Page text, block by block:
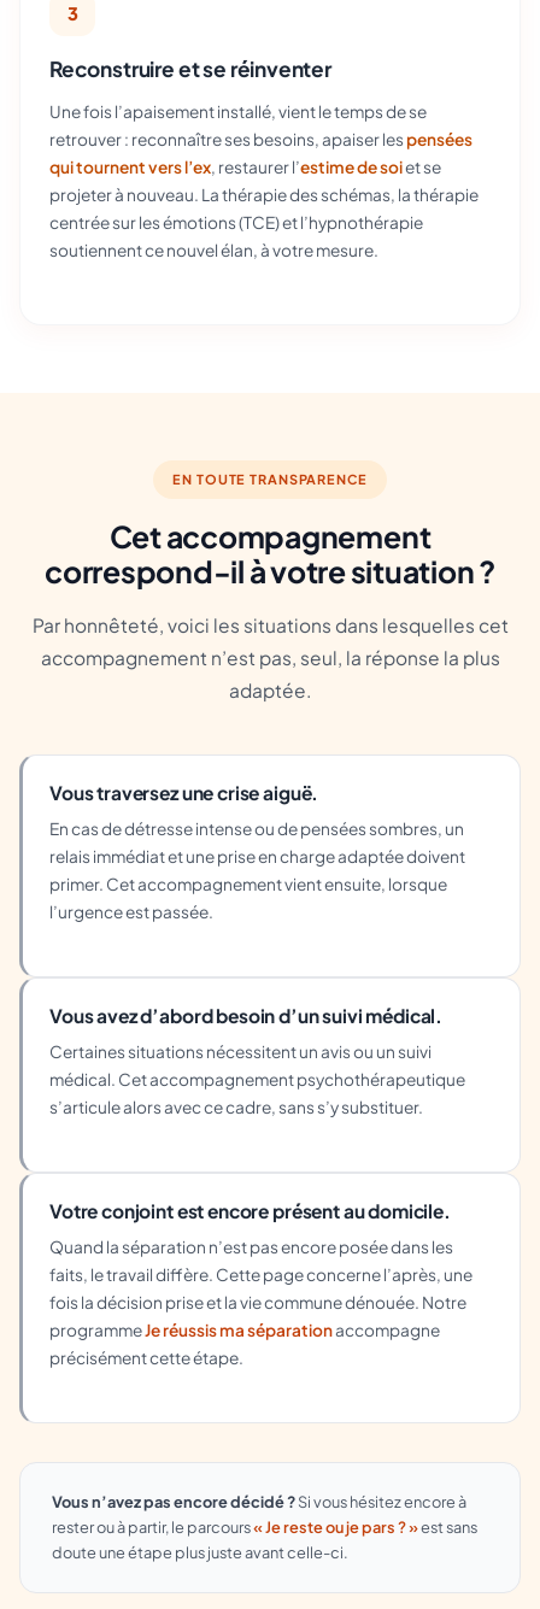
3
Reconstruire et se réinventer
Une fois l’apaisement installé, vient le temps de se
retrouver : reconnaître ses besoins, apaiser lespensées
qui tournent vers l’ex, restaurer l’estime de soiet se
projeter à nouveau. La thérapie des schémas, la thérapie
centrée sur les émotions (TCE) et l’hypnothérapie
soutiennent ce nouvel élan, à votre mesure.
EN TOUTE TRANSPARENCE
Cet accompagnement
correspond-il à votre situation ?
Par honnêteté, voici les situations dans lesquelles cet
accompagnement n’est pas, seul, la réponse la plus
adaptée.
Vous traversez une crise aiguë.
En cas de détresse intense ou de pensées sombres, un
relais immédiat et une prise en charge adaptée doivent
primer. Cet accompagnement vient ensuite, lorsque
l’urgence est passée.
Vous avez d’abord besoin d’un suivi médical.
Certaines situations nécessitent un avis ou un suivi
médical. Cet accompagnement psychothérapeutique
s’articule alors avec ce cadre, sans s’y substituer.
Votre conjoint est encore présent au domicile.
Quand la séparation n’est pas encore posée dans les
faits, le travail diffère. Cette page concerne l’après, une
fois la décision prise et la vie commune dénouée. Notre
programmeJe réussis ma séparationaccompagne
précisément cette étape.
Vous n’avez pas encore décidé ?Si vous hésitez encore à
rester ou à partir, le parcours« Je reste ou je pars ? »est sans
doute une étape plus juste avant celle-ci.